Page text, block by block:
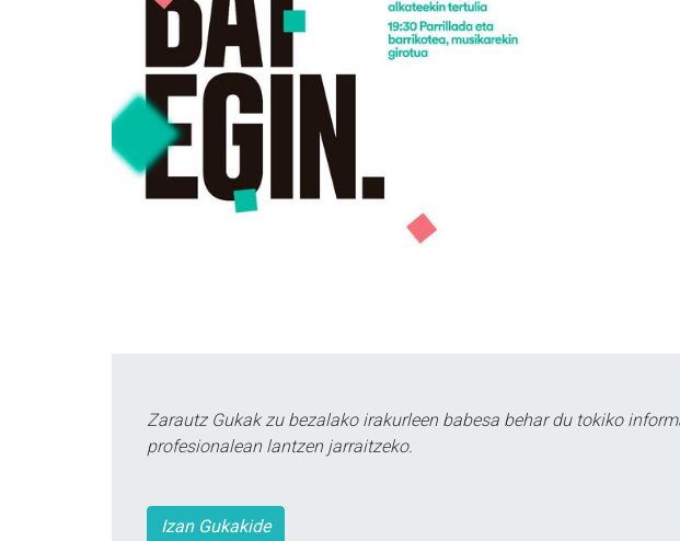
Zarautz Gukak zu bezalako irakurleen babesa behar du tokiko
profesionalean lantzen jarraitzeko.
Izan Gukakide